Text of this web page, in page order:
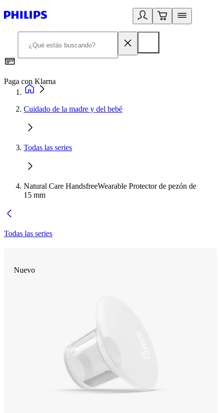
Paga con Klarna
Cuidado de la madre y del bebé
Todas las series
Natural Care HandsfreeWearable Protector de pezón de
15 mm
Todas las series
Nuevo